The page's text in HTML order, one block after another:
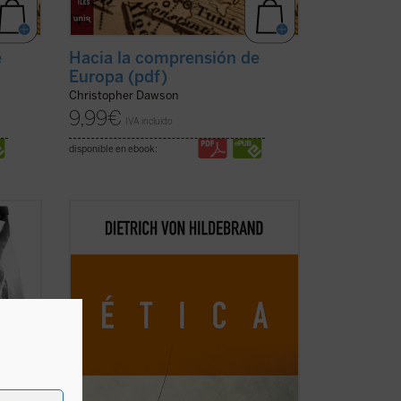
Hacia la comprensión de
Europa (pdf)
Christopher Dawson
9,99€ IVA incluido
disponible en ebook:
950
Este libro es ya un clásico de la filosofía
profundidad de sus tesis, deslumbrante
experiencia cotidiana, una descripción
global de ...